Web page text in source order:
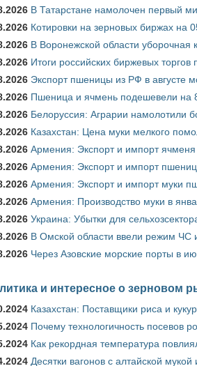
В Татарстане намолочен первый
Котировки на зерновых биржах на
В Воронежской области уборочная
Итоги российских биржевых
Экспорт пшеницы из РФ в августе
Пшеница и ячмень подешевели на
Белоруссия: Аграрии намолотили
Казахстан: Цена муки мелкого
Армения: Экспорт и импорт
Армения: Экспорт и импорт
Армения: Экспорт и импорт муки
Армения: Производство муки в
Украина: Убытки для
В Омской области ввели режим ЧС
Через Азовские морские порты в
и интересное о зерновом
Казахстан: Поставщики риса и
Почему технологичность посевов
Как рекордная температура
Десятки вагонов с алтайской